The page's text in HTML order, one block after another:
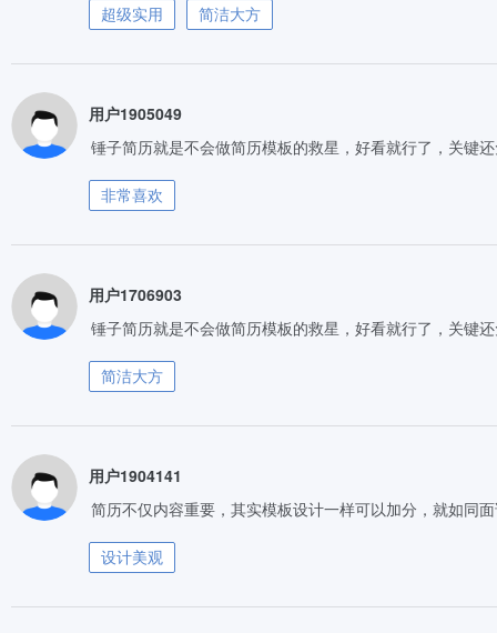
超级实用 简洁大方
用户1905049
锤子简历就是不会做简历模板的救星，好看就行了，关键
非常喜欢
用户1706903
锤子简历就是不会做简历模板的救星，好看就行了，关键
简洁大方
用户1904141
简历不仅内容重要，其实模板设计一样可以加分，就如同
设计美观